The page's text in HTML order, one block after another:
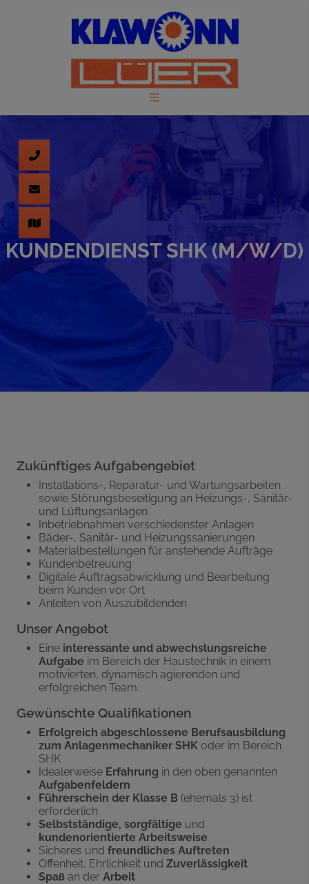
KUNDENDIENST SHK (M/W/D)
Zukünftiges Aufgabengebiet
Installations-, Reparatur- und Wartungsarbeiten
sowie Störungsbeseitigung an Heizungs-, Sanitär-
und Lüftungsanlagen
Inbetriebnahmen verschiedenster Anlagen
Bäder-, Sanitär- und Heizungssanierungen
Materialbestellungen für anstehende Aufträge
Kundenbetreuung
Digitale Auftragsabwicklung und Bearbeitung
beim Kunden vor Ort
Anleiten von Auszubildenden
Unser Angebot
Eine interessante und abwechslungsreiche
Aufgabe im Bereich der Haustechnik in einem
motivierten, dynamisch agierenden und
erfolgreichen Team.
Gewünschte Qualifikationen
Erfolgreich abgeschlossene Berufsausbildung
zum Anlagenmechaniker SHK oder im Bereich
SHK
Idealerweise Erfahrung in den oben genannten
Aufgabenfeldern
Führerschein der Klasse B (ehemals 3) ist
erforderlich
Selbstständige, sorgfältige und
kundenorientierte Arbeitsweise
Sicheres und freundliches Auftreten
Offenheit, Ehrlichkeit und Zuverlässigkeit
Spaß an der Arbeit